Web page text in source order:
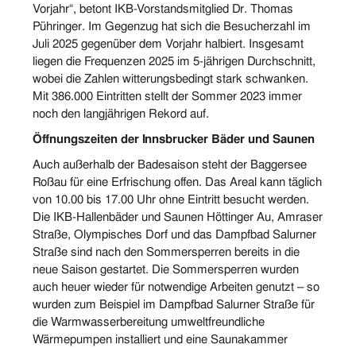
Vorjahr“, betont IKB-Vorstandsmitglied Dr. Thomas
Pühringer. Im Gegenzug hat sich die Besucherzahl im
Juli 2025 gegenüber dem Vorjahr halbiert. Insgesamt
liegen die Frequenzen 2025 im 5-jährigen Durchschnitt,
wobei die Zahlen witterungsbedingt stark schwanken.
Mit 386.000 Eintritten stellt der Sommer 2023 immer
noch den langjährigen Rekord auf.
Öffnungszeiten der Innsbrucker Bäder und Saunen
Auch außerhalb der Badesaison steht der Baggersee
Roßau für eine Erfrischung offen. Das Areal kann täglich
von 10.00 bis 17.00 Uhr ohne Eintritt besucht werden.
Die IKB-Hallenbäder und Saunen Höttinger Au, Amraser
Straße, Olympisches Dorf und das Dampfbad Salurner
Straße sind nach den Sommersperren bereits in die
neue Saison gestartet. Die Sommersperren wurden
auch heuer wieder für notwendige Arbeiten genutzt – so
wurden zum Beispiel im Dampfbad Salurner Straße für
die Warmwasserbereitung umweltfreundliche
Wärmepumpen installiert und eine Saunakammer